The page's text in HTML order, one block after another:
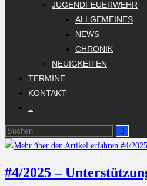
JUGENDFEUERWEHR
ALLGEMEINES
NEWS
CHRONIK
NEUIGKEITEN
TERMINE
KONTAKT
#4/2025 –